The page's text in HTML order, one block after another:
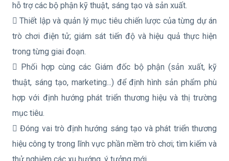
hỗ trợ các bộ phận kỹ thuật, sáng tạo và sản xuất.
 Thiết lập và quản lý mục tiêu chiến lược của từng dự án
trò chơi điện tử; giám sát tiến độ và hiệu quả thực hiện
trong từng giai đoạn.
 Phối hợp cùng các Giám đốc bộ phận (sản xuất, kỹ
thuật, sáng tạo, marketing...) để định hình sản phẩm phù
hợp với định hướng phát triển thương hiệu và thị trường
mục tiêu.
 Đóng vai trò định hướng sáng tạo và phát triển thương
hiệu công ty trong lĩnh vực phần mềm trò chơi; tìm kiếm và